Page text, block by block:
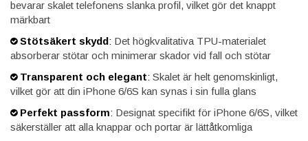
bevarar skalet telefonens slanka profil, vilket gör det knappt
märkbart
Stötsäkert skydd: Det högkvalitativa TPU-materialet
absorberar stötar och minimerar skador vid fall och stötar
Transparent och elegant: Skalet är helt genomskinligt,
vilket gör att din iPhone 6/6S kan synas i sin fulla glans
Perfekt passform: Designat specifikt för iPhone 6/6S, vilket
säkerställer att alla knappar och portar är lättåtkomliga